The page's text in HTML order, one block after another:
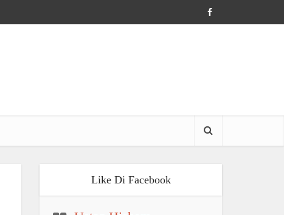
Like Di Facebook